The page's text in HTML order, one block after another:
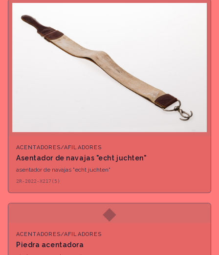
ACENTADORES/AFILADORES
Asentador de navajas "echt juchten"
asentador de navajas "echt juchten"
2R-2022-X217(5)
◆
ACENTADORES/AFILADORES
Piedra acentadora